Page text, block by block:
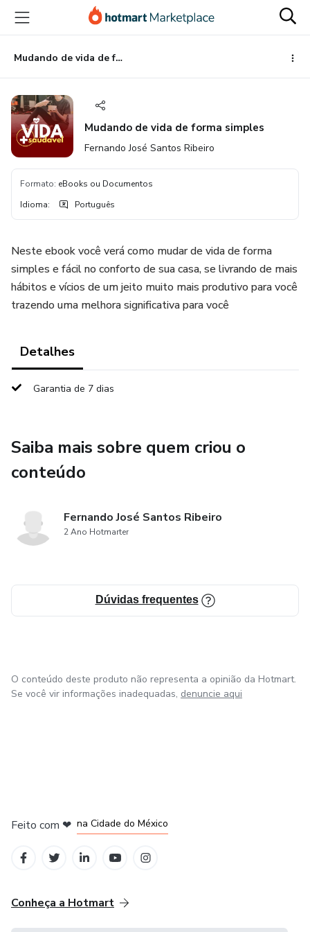
para
conteúdo
principal
para
pagamento
para
rodapé
Mudando de vida de forma simples
Mudando de vida de forma simples
Fernando José Santos Ribeiro
Formato: eBooks ou Documentos
Idioma: Português
Neste ebook você verá como mudar de vida de forma
simples e fácil no conforto de sua casa, se livrando de mais
hábitos e vícios de um jeito muito mais produtivo para você
trazendo uma melhora significativa para você
Detalhes
Garantia de 7 dias
Saiba mais sobre quem criou o
conteúdo
Fernando José Santos Ribeiro
2 Ano Hotmarter
Dúvidas frequentes
O conteúdo deste produto não representa a opinião da Hotmart.
Se você vir informações inadequadas, denuncie aqui
Feito com ❤ na Cidade do México
Conheça a Hotmart